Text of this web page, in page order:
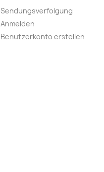
Sendungsverfolgung
Anmelden
Benutzerkonto erstellen